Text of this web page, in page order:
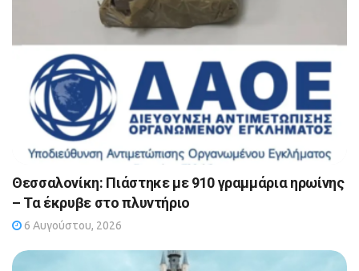
Θεσσαλονίκη: Πιάστηκε με 910 γραμμάρια ηρωίνης
– Τα έκρυβε στο πλυντήριο
6 Αυγούστου, 2026